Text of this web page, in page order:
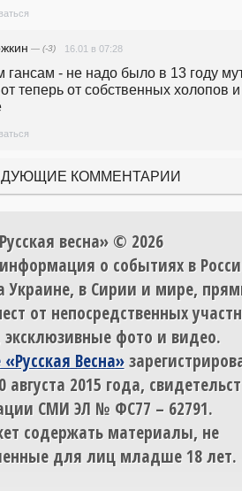
— (-3) 16.01 в 07:28
гансам - не надо было в 13 году
теперь от собственных холопов и
КОММЕНТАРИИ
весна» © 2026
о событиях в
Украине, в Сирии и мире,
от непосредственных
фото и видео.
Весна»
августа 2015 года,
СМИ ЭЛ № ФС77 – 62791.
содержать материалы, не
для лиц младше 18 лет.